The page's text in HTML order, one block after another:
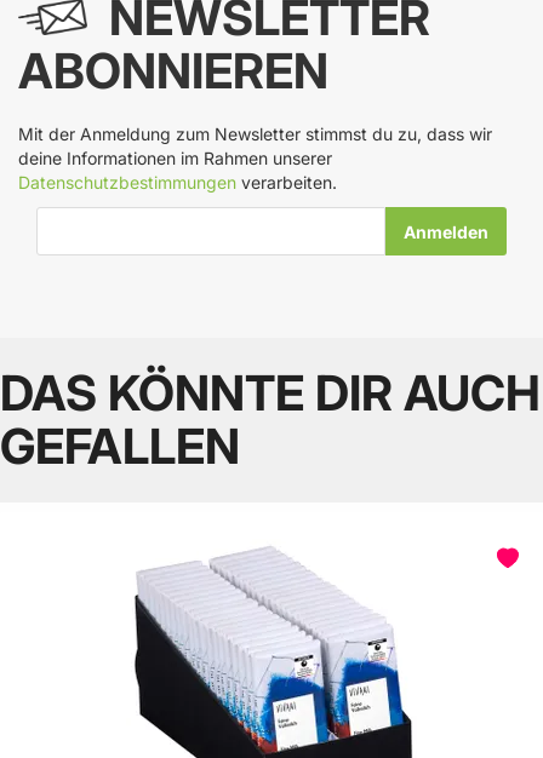
NEWSLETTER
ABONNIEREN
Mit der Anmeldung zum Newsletter stimmst du zu, dass wir
deine Informationen im Rahmen unserer
Datenschutzbestimmungen verarbeiten.
DAS KÖNNTE DIR AUCH
GEFALLEN